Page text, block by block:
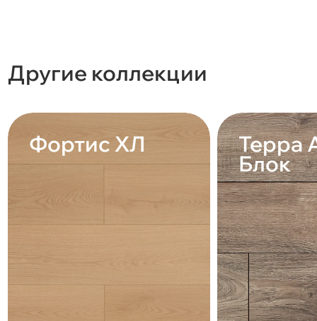
Другие коллекции
Фортис ХЛ Терра
Блок